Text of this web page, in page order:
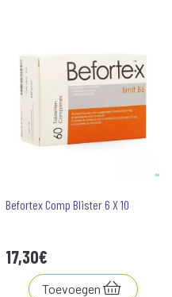
Befortex Comp Blister 6 X 10
17,30€
Toevoegen